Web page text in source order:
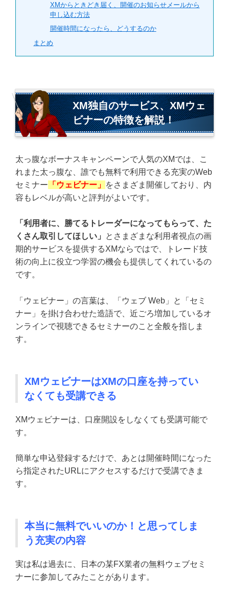
XMからときどき届く、開催のお知らせメールから
申し込む方法
開催時間になったら、どうするのか
まとめ
XM独自のサービス、XMウェ
ビナーの特徴を解説！
太っ腹なボーナスキャンペーンで人気のXMでは、こ
れまた太っ腹な、誰でも無料で利用できる充実のWeb
セミナー 「ウェビナー」 をさまざま開催しており、内
容もレベルが高いと評判がよいです。
「利用者に、勝てるトレーダーになってもらって、た
くさん取引してほしい」
とさまざまな利用者視点の画
期的サービスを提供するXMならではで、トレード技
術の向上に役立つ学習の機会も提供してくれているの
です。
「ウェビナー」の言葉は、「ウェブ Web」と「セミ
ナー」を掛け合わせた造語で、近ごろ増加しているオ
ンラインで視聴できるセミナーのこと全般を指しま
す。
XMウェビナーはXMの口座を持ってい
なくても受講できる
XMウェビナーは、口座開設をしなくても受講可能で
す。
簡単な申込登録するだけで、あとは開催時間になった
ら指定されたURLにアクセスするだけで受講できま
す。
本当に無料でいいのか！と思ってしま
う充実の内容
実は私は過去に、日本の某FX業者の無料ウェブセミ
ナーに参加してみたことがあります。